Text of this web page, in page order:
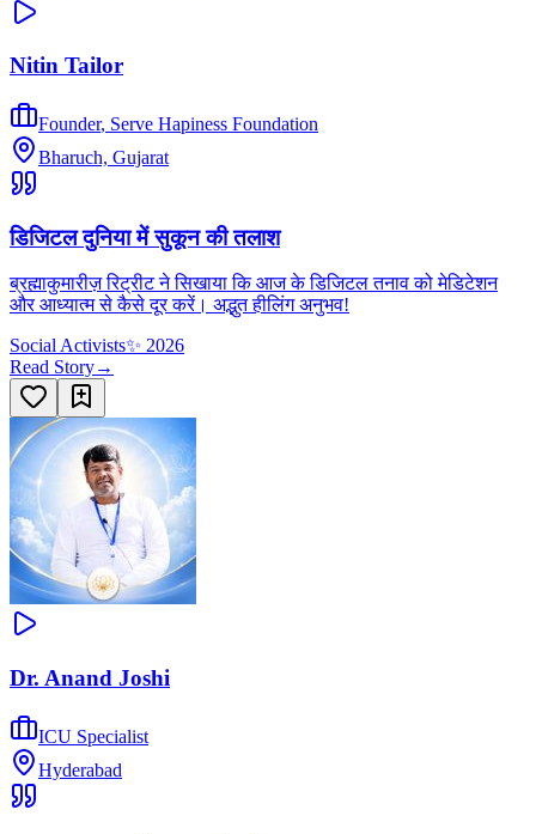
Nitin Tailor
Founder, Serve Hapiness Foundation
Bharuch, Gujarat
डिजिटल दुनिया में सुकून की तलाश
ब्रह्माकुमारीज़ रिट्रीट ने सिखाया कि आज के डिजिटल तनाव को मेडिटेशन
और आध्यात्म से कैसे दूर करें। अद्भुत हीलिंग अनुभव!
Social Activists✨ 2026
Read Story→
Dr. Anand Joshi
ICU Specialist
Hyderabad